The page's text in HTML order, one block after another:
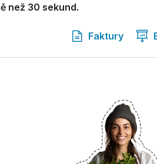
než 30 sekund.
Faktury